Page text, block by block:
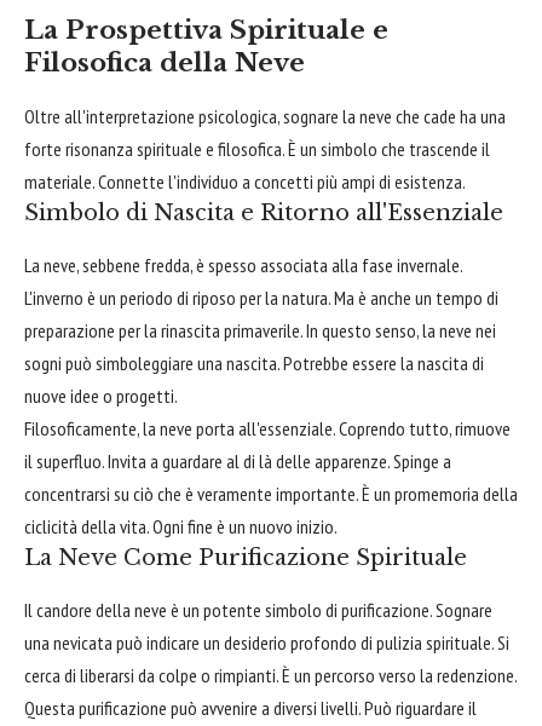
La Prospettiva Spirituale e
Filosofica della Neve
Oltre all'interpretazione psicologica, sognare la neve che cade ha una
forte risonanza spirituale e filosofica. È un simbolo che trascende il
materiale. Connette l'individuo a concetti più ampi di esistenza.
Simbolo di Nascita e Ritorno all'Essenziale
La neve, sebbene fredda, è spesso associata alla fase invernale.
L'inverno è un periodo di riposo per la natura. Ma è anche un tempo di
preparazione per la rinascita primaverile. In questo senso, la neve nei
sogni può simboleggiare una nascita. Potrebbe essere la nascita di
nuove idee o progetti.
Filosoficamente, la neve porta all'essenziale. Coprendo tutto, rimuove
il superfluo. Invita a guardare al di là delle apparenze. Spinge a
concentrarsi su ciò che è veramente importante. È un promemoria della
ciclicità della vita. Ogni fine è un nuovo inizio.
La Neve Come Purificazione Spirituale
Il candore della neve è un potente simbolo di purificazione. Sognare
una nevicata può indicare un desiderio profondo di pulizia spirituale. Si
cerca di liberarsi da colpe o rimpianti. È un percorso verso la redenzione.
Questa purificazione può avvenire a diversi livelli. Può riguardare il